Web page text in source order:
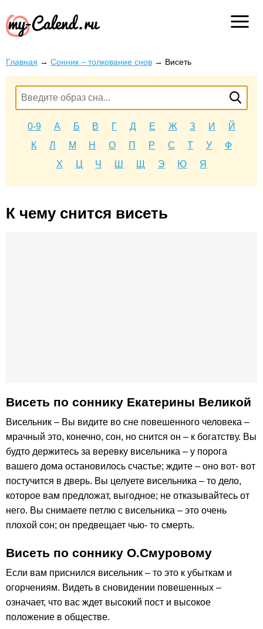
Главная → Сонник – толкование снов → Висеть
0-9 А Б В Г Д Е Ж З И
Й
К
Л М Н О П Р С Т У
Ф
Х
Ц Ч Ш Щ Э Ю Я
К чему снится висеть
Висеть по соннику Екатерины Великой
Висельник – Вы видите во сне повешенного человека –
мрачный это, конечно, сон, но снится он – к богатству. Вы
будто держитесь за веревку висельника – у порога
вашего дома остановилось счастье; ждите – оно вот- вот
постучится в дверь. Вы целуете висельника – то дело,
которое вам предложат, выгодное; не отказывайтесь от
него. Вы снимаете петлю с висельника – это очень
плохой сон; он предвещает чью- то смерть.
Висеть по соннику О.Смуровому
Если вам приснился висельник – то это к убыткам и
огорчениям. Видеть в сновидении повешенных –
означает, что вас ждет высокий пост и высокое
положение в обществе.